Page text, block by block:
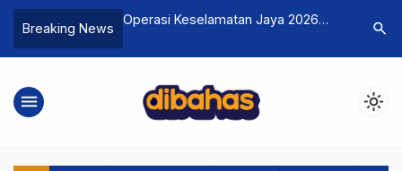
Breaking News
Ancaman bagi
Operasi Keselamatan Jaya 2026
Arus hingga Knalpot Brong
di
search
menu light_mode